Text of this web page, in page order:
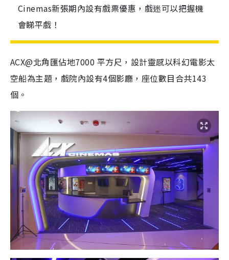
Cinemas新張期內設有戲票優惠，戲迷可以把握機
會睇平戲！
ACX@北角匯佔地7000 平方尺， 設計靈感以科幻電影太
空船為主題，戲院內設有4個影廳，座位數目合共143
個。